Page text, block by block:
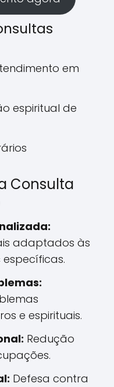
em
espiritual de
Consulta
adaptados às
e espirituais.
Redução
Defesa contra